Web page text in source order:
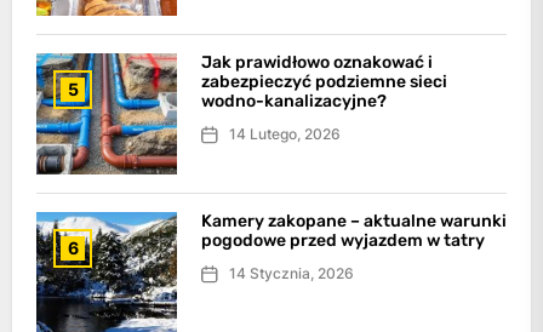
5
Jak prawidłowo oznakować i
zabezpieczyć podziemne sieci
wodno-kanalizacyjne?
14 Lutego, 2026
6
Kamery zakopane – aktualne warunki
pogodowe przed wyjazdem w tatry
14 Stycznia, 2026